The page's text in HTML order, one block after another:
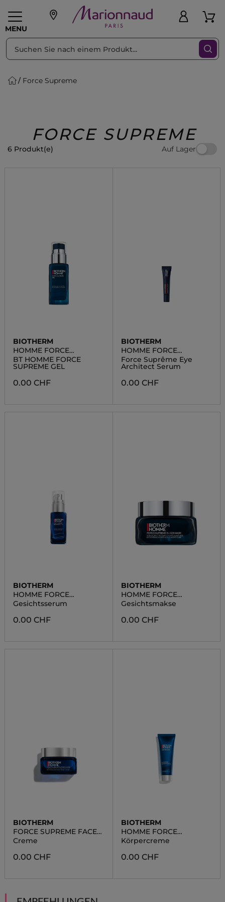
MENU
Geschenke
Force Supreme
FORCE SUPREME
6 Produkt(e) Auf Lager
sortieren nach Filter
BIOTHERM
HOMME FORCE
SUPREME
BT HOMME FORCE
SUPREME GEL
0.00 CHF
BIOTHERM
HOMME FORCE
SUPREME
Force Suprême Eye
Architect Serum
0.00 CHF
BIOTHERM
HOMME FORCE
SUPREME BLUE SERUM
Gesichtsserum
0.00 CHF
BIOTHERM
HOMME FORCE
SUPREME
Gesichtsmakse
0.00 CHF
BIOTHERM
FORCE SUPREME FACE
RESHAPER
Creme
0.00 CHF
BIOTHERM
HOMME FORCE
SUPREME
Körpercreme
0.00 CHF